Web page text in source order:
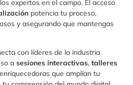
expertos en el campo. El acceso
potencia tu proceso,
y asegurando que mantengas
con líderes de la industria
a sesiones interactivas, talleres
que amplían tu